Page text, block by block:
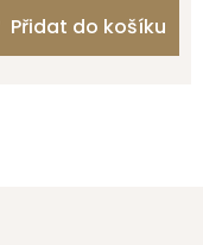
Přidat do košíku